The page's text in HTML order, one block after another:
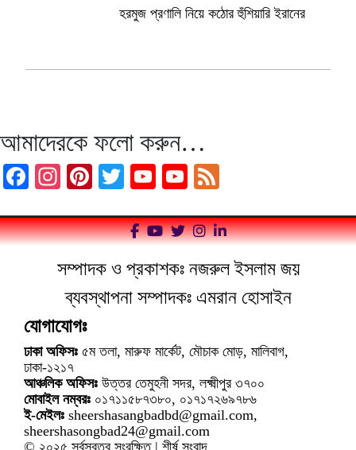
হরমুজ প্রণালি নিয়ে কঠোর হুঁশিয়ারি ইরানের
আমাদেরকে ফলো করুন…
Facebook
Instagram
Pinterest
TwitterYouTube
YouTube
সম্পাদক ও প্রকাশকঃ নজরুল ইসলাম জয়
ব্যবস্থাপনা সম্পাদকঃ এমরান হোসাইন
যোগাযোগঃ
ঢাকা অফিসঃ ৫ম তলা, মারুফ মার্কেট, মৌচাক মোড়, মালিবাগ,
ঢাকা-১২১৭
আঞ্চলিক অফিসঃ উত্তর তেমুহনী সদর, লক্ষ্মীপুর ৩৭০০
মোবাইল নম্বরঃ ০১৭১১৫৮৭৩৮০, ০১৭১৭২৬৯৭৮৬
ই-মেইলঃ sheershasangbadbd@gmail.com,
sheershasongbad24@gmail.com
© ২০২৫ সর্বস্বত্ব সংরক্ষিত | শীর্ষ সংবাদ